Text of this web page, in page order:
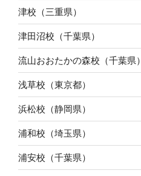
津校（三重県）
津田沼校（千葉県）
流山おおたかの森校（千葉県）
浅草校（東京都）
浜松校（静岡県）
浦和校（埼玉県）
浦安校（千葉県）